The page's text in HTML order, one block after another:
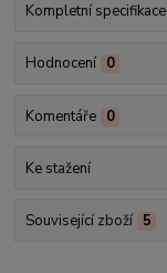
Kompletní specifikace
Hodnocení 0
Komentáře 0
Ke stažení
Související zboží 5